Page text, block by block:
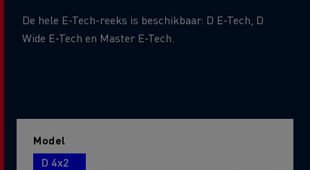
De hele E-Tech-reeks is beschikbaar: D E-Tech, D
Wide E-Tech en Master E-Tech.
Model
D 4x2